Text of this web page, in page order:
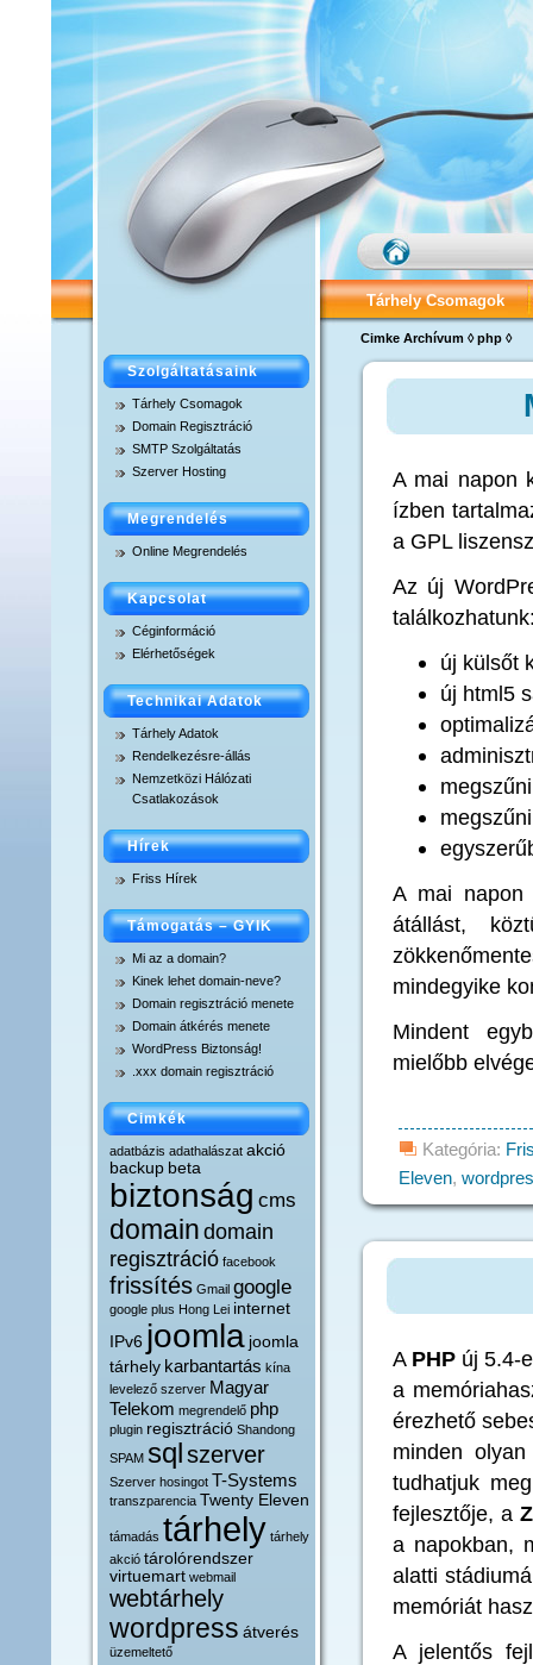
Tárhely Csomagok
Tárhely Adatok
SMTP Szolgáltatás
MicroSite Csomag –
Alap Tárhely Csomag
.xxx domain
Szolgáltatásaink
Tárhely Csomagok
Domain Regisztráció
SMTP Szolgáltatás
Szerver Hosting
Megrendelés
Online Megrendelés
Kapcsolat
Céginformáció
Elérhetőségek
Technikai Adatok
Tárhely Adatok
Rendelkezésre-állás
Nemzetközi Hálózati
Csatlakozások
Hírek
Friss Hírek
Támogatás – GYIK
Mi az a domain?
Kinek lehet domain-neve?
Domain regisztráció menete
Domain átkérés menete
WordPress Biztonság!
.xxx domain regisztráció
Cimkék
adatbázis adathalászat akció
backup beta
biztonság cms
domaindomain
regisztráció facebook
frissítés Gmail google
google plus Hong Lei internet
IPv6 joomla joomla
tárhely karbantartás kína
levelező szerver Magyar
Telekom megrendelő php
plugin regisztráció Shandong
SPAM sqlszerver
Szerver hosingot T-Systems
transzparencia Twenty Eleven
támadás tárhely tárhely
akció tárolórendszer
virtuemart webmail
webtárhely
wordpress átverés
üzemeltető
Cimke Archívum ◊ php ◊
A mai napon
ízben
a GPL
Az új
új külsőt
új html5
A mai napon
átállást,
mindegyike
Mindent
mielőbb
Kategória:
Eleven,
A PHPúj 5.4-
a
érezhető
minden
tudhatjuk
fejlesztője, a
a napokban,
alatti
memóriát
A jelentős